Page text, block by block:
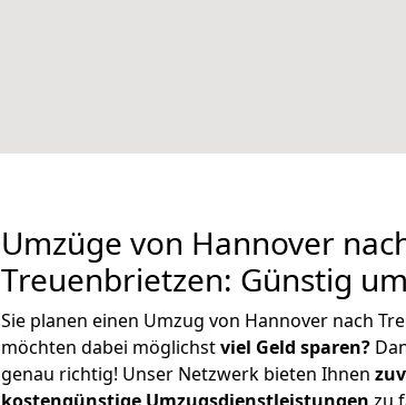
Umzüge von Hannover
Treuenbrietzen: Günstig
Sie planen einen Umzug von Hannover nach
möchten dabei möglichstviel Geld sparen?
genau richtig! Unser Netzwerk bieten Ihnen